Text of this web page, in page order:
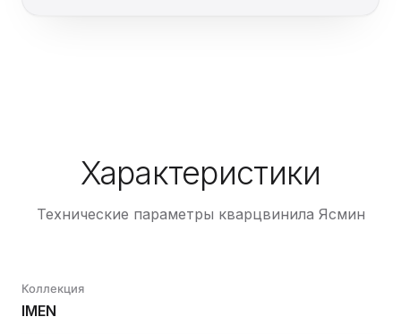
Характеристики
Технические параметры кварцвинила Ясмин
Коллекция
IMEN